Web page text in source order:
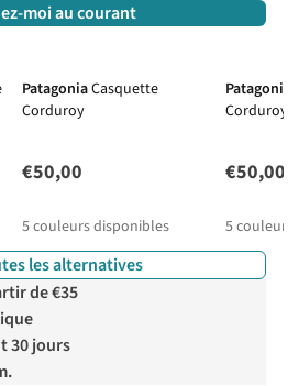
moi au courant
PatagoniaCasquette
Corduroy
€50,00
5couleurs disponibles
Corduroy
€50,00
5
les alternatives
de €35
30 jours